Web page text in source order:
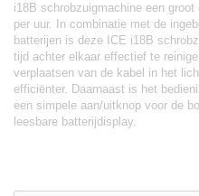
i18B schrobzuigmachine een
per uur. In combinatie met de
batterijen is deze ICE i18B
tijd achter elkaar effectief te
verplaatsen van de kabel in het
efficiënter. Daarnaast is het
een simpele aan/uitknop voor de
leesbare batterijdisplay.